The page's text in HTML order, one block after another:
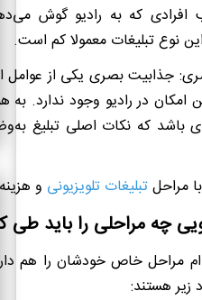
افرادی که به رادیو گوش
نوع تبلیغات معمولا کم است.
جذابیت بصری یکی از عوامل
در رادیو وجود ندارد. به
باشد که نکات اصلی تبلیغ
مراحلتبلیغات تلویزیونی و
چه مراحلی را باید طی
مراحل خاص خودشان را هم
زیر هستند: